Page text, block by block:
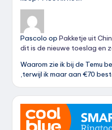
Pascolo op Pakketje uit
dit is de nieuwe toeslag en
Waarom zie ik bij de Temu
,terwijl ik maar aan €70